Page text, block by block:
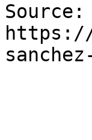
Source: